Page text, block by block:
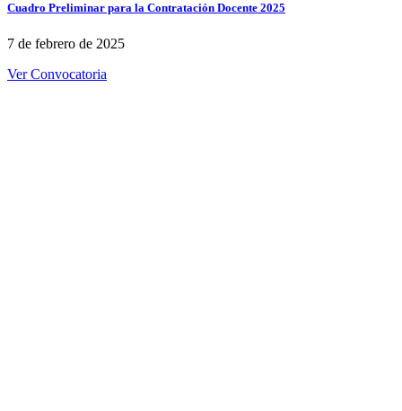
Cuadro Preliminar para la Contratación Docente 2025
7 de febrero de 2025
Ver Convocatoria